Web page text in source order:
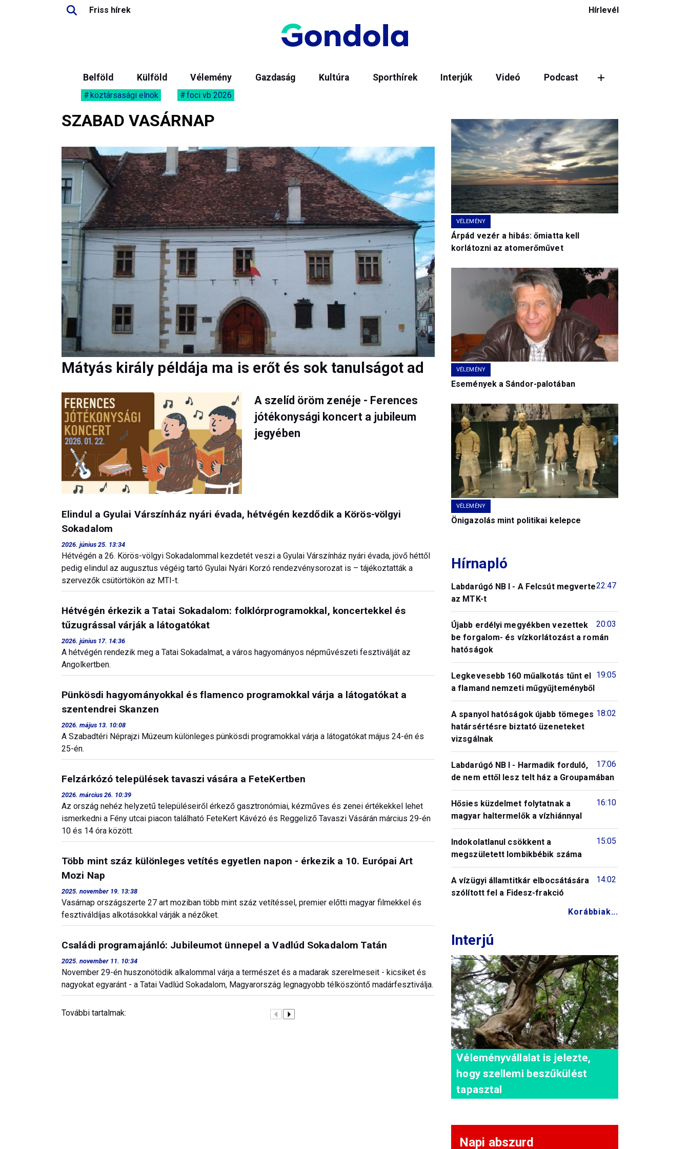
Friss hírek Hírlevél
Belföld Külföld Vélemény Gazdaság Kultúra Sporthírek Interjúk Videó Podcast
köztársasági elnök foci vb 2026
SZABAD VASÁRNAP
Mátyás király példája ma is erőt és sok tanulságot ad
A szelíd öröm zenéje - Ferences
jótékonysági koncert a jubileum
jegyében
Elindul a Gyulai Várszínház nyári évada, hétvégén kezdődik a Körös-völgyi
Sokadalom
2026. június 25. 13:34
Hétvégén a 26. Körös-völgyi Sokadalommal kezdetét veszi a Gyulai Várszínház nyári évada, jövő héttől
pedig elindul az augusztus végéig tartó Gyulai Nyári Korzó rendezvénysorozat is – tájékoztatták a
szervezők csütörtökön az MTI-t.
Hétvégén érkezik a Tatai Sokadalom: folklórprogramokkal, koncertekkel és
tűzugrással várják a látogatókat
2026. június 17. 14:36
A hétvégén rendezik meg a Tatai Sokadalmat, a város hagyományos népművészeti fesztiválját az
Angolkertben.
Pünkösdi hagyományokkal és flamenco programokkal várja a látogatókat a
szentendrei Skanzen
2026. május 13. 10:08
A Szabadtéri Néprajzi Múzeum különleges pünkösdi programokkal várja a látogatókat május 24-én és
25-én.
Felzárkózó települések tavaszi vására a FeteKertben
2026. március 26. 10:39
Az ország nehéz helyzetű településeiről érkező gasztronómiai, kézműves és zenei értékekkel lehet
ismerkedni a Fény utcai piacon található FeteKert Kávézó és Reggeliző Tavaszi Vásárán március 29-én
10 és 14 óra között.
Több mint száz különleges vetítés egyetlen napon - érkezik a 10. Európai Art
Mozi Nap
2025. november 19. 13:38
Vasárnap országszerte 27 art moziban több mint száz vetítéssel, premier előtti magyar filmekkel és
fesztiváldíjas alkotásokkal várják a nézőket.
Családi programajánló: Jubileumot ünnepel a Vadlúd Sokadalom Tatán
2025. november 11. 10:34
November 29-én huszonötödik alkalommal várja a természet és a madarak szerelmeseit - kicsiket és
nagyokat egyaránt - a Tatai Vadlúd Sokadalom, Magyarország legnagyobb télköszöntő madárfesztiválja.
További tartalmak:
VÉLEMÉNY
Árpád vezér a hibás: őmiatta kell
korlátozni az atomerőművet
VÉLEMÉNY
Események a Sándor-palotában
VÉLEMÉNY
Önigazolás mint politikai kelepce
Hírnapló
22:47
Labdarúgó NB I - A Felcsút megverte
az MTK-t
20:03
Újabb erdélyi megyékben vezettek
be forgalom- és vízkorlátozást a román
hatóságok
19:05
Legkevesebb 160 műalkotás tűnt el
a flamand nemzeti műgyűjteményből
18:02
A spanyol hatóságok újabb tömeges
határsértésre biztató üzeneteket
vizsgálnak
17:06
Labdarúgó NB I - Harmadik forduló,
de nem ettől lesz telt ház a Groupamában
16:10
Hősies küzdelmet folytatnak a
magyar haltermelők a vízhiánnyal
15:05
Indokolatlanul csökkent a
megszületett lombikbébik száma
14:02
A vízügyi államtitkár elbocsátására
szólított fel a Fidesz-frakció
Korábbiak...
Interjú
Véleményvállalat is jelezte,
hogy szellemi beszűkülést
tapasztal
Napi abszurd